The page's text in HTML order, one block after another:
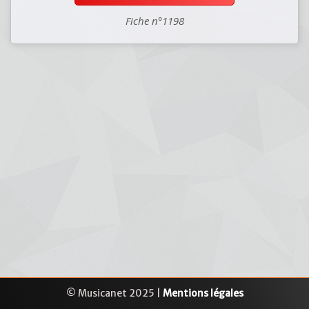
Fiche n°1198
© Musicanet 2025 | Mentions légales